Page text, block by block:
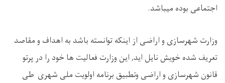
اجتماعی بوده میباشد.
وزارت شهرسازی و اراضی از اینکه توانسته باشد به اهداف و مقاصد
تعریف شده خویش نایل اید, این وزارت فعالیت ها خود را در پرتو
قانون شهرسازی و اراضی وتطبیق برنامه اولویت ملی شهری طی